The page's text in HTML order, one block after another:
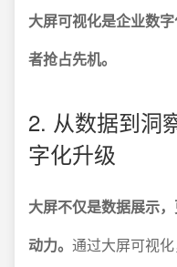
大屏可视化是企业数
者抢占先机。
2. 从数据到洞
字化升级
大屏不仅是数据展示
动力。 通过大屏可视